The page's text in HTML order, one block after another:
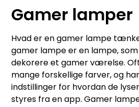
Gamer lamper
Hvad er en gamer lampe
gamer lampe er en lampe,
dekorere et gamer værelse.
mange forskellige farver, og
indstillinger for hvordan de
styres fra en app. Gamer